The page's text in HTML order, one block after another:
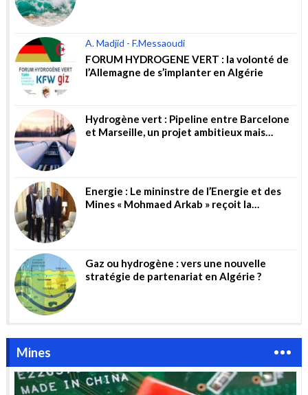
A. Madjid - F.Messaoudi
FORUM HYDROGENE VERT : la volonté de
l’Allemagne de s’implanter en Algérie
Hydrogène vert : Pipeline entre Barcelone
et Marseille, un projet ambitieux mais
Energie : Le mininstre de l’Energie et des
Mines « Mohmaed Arkab » reçoit la
Gaz ou hydrogène : vers une nouvelle
stratégie de partenariat en Algérie ?
Mines